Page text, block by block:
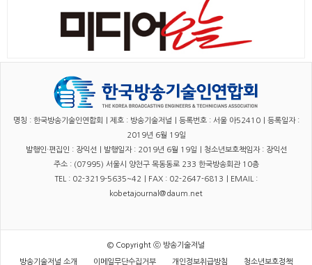
명칭 : 한국방송기술인연합회｜제호 : 방송기술저널｜등록번호 : 서울 아52410｜등록일자 :
2019년 6월 19일
발행인·편집인 : 장익선｜발행일자 : 2019년 6월 19일｜청소년보호책임자 : 장익선
주소 : (07995) 서울시 양천구 목동동로 233 한국방송회관 10층
TEL : 02-3219-5635~42｜FAX : 02-2647-6813｜EMAIL :
kobetajournal@daum.net
© Copyright ⓒ 방송기술저널
방송기술저널 소개 이메일무단수집거부 개인정보취급방침 청소년보호정책